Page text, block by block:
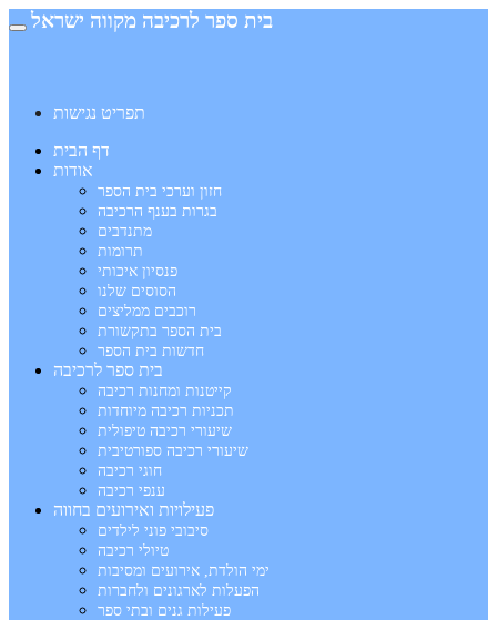
בית ספר לרכיבה מקווה ישראל
תפריט נגישות
דף הבית
אודות
חזון וערכי בית הספר
בגרות בענף הרכיבה
מתנדבים
תרומות
פנסיון איכותי
הסוסים שלנו
רוכבים ממליצים
בית הספר בתקשורת
חדשות בית הספר
בית ספר לרכיבה
קייטנות ומחנות רכיבה
תכניות רכיבה מיוחדות
שיעורי רכיבה טיפולית
שיעורי רכיבה ספורטיבית
חוגי רכיבה
ענפי רכיבה
פעילויות ואירועים בחווה
סיבובי פוני לילדים
טיולי רכיבה
ימי הולדת, אירועים ומסיבות
הפעלות לארגונים ולחברות
פעילות גנים ובתי ספר